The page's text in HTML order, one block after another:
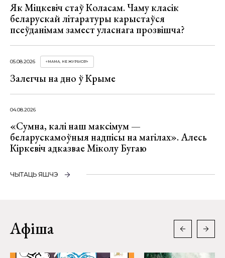
Як Міцкевіч стаў Коласам. Чаму класік
беларускай літаратуры карыстаўся
псеўданімам замест уласнага прозвішча?
05.08.2026 «МАМА, НЕ ЖУРЫСЯ!»
Залегчы на дно ў Крыме
04.08.2026
«Сумна, калі наш максімум —
беларускамоўныя надпісы на магілах». Алесь
Кіркевіч адказвае Міколу Бугаю
ЧЫТАЦЬ ЯШЧЭ
Афіша